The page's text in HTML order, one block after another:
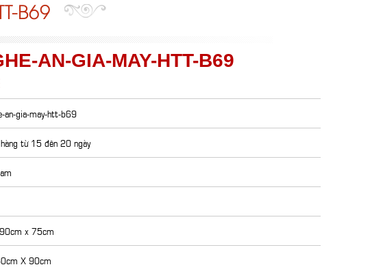
B69
AN-GIA-MAY-HTT-B69
an-gia-may-htt-b69
từ 15 đên 20 ngày
x 75cm
X 90cm